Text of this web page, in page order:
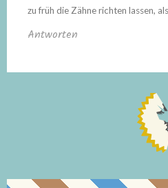
zu früh die Zähne richten lassen,
Antworten